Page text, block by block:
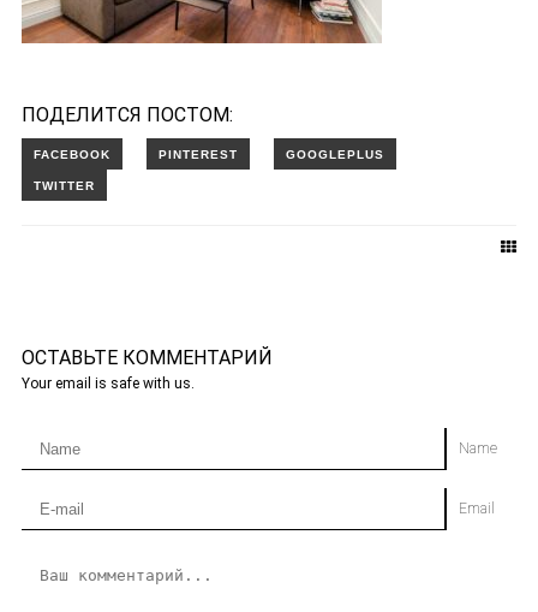
ПОДЕЛИТСЯ ПОСТОМ:
ОСТАВЬТЕ КОММЕНТАРИЙ
Your email is safe with us.
Name
Email